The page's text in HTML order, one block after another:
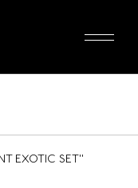
EXOTIC SET"